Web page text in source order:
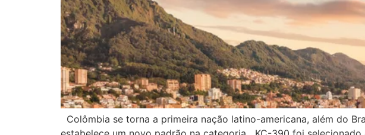
Colômbia se torna a primeira nação latino-americana, além do